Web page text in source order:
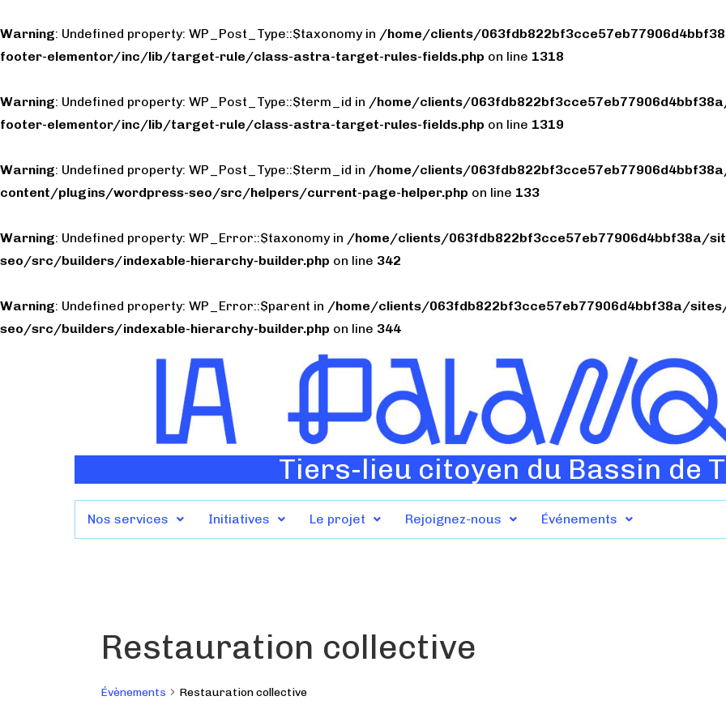
Warning: Undefined property: WP_Post_Type::$taxonomy in /home/clients/
footer-elementor/inc/lib/target-rule/class-astra-target-rules-fields.php on line 1318
Warning: Undefined property: WP_Post_Type::$term_id in /home/clients/
footer-elementor/inc/lib/target-rule/class-astra-target-rules-fields.php on line 1319
Warning: Undefined property: WP_Post_Type::$term_id in /home/clients/
content/plugins/wordpress-seo/src/helpers/current-page-helper.php on line 133
Warning: Undefined property: WP_Error::$taxonomy in /home/clients/063fdb822bf3cce57eb77906d4bbf38a/
seo/src/builders/indexable-hierarchy-builder.php on line 342
Warning: Undefined property: WP_Error::$parent in /home/clients/063fdb822bf3cce57eb77906d4bbf38a/
seo/src/builders/indexable-hierarchy-builder.php on line 344
Tiers-lieu citoyen du Bassin de
Nos services Initiatives Le projet Rejoignez-nous Événements
Restauration collective
Évènements Restauration collective